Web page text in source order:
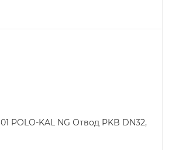
POLO-KAL NG Отвод PKB DN32,